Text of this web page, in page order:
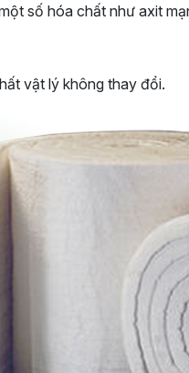
số hóa chất như axit
vật lý không thay đổi.